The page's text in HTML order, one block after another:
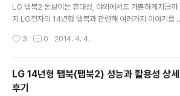
LG 탭북2 휴대성, 야외에서 활용성 돋보이는 14년형 탭북
여러번 소개한 것처럼 탭북2 는 태블릿처럼 또는 노트북
아무리 이와 같은 2in1 특징을 갖는데해도 무게나 크기에..
LG 탭북2 돋보이는 휴대성, 야외에서도 가뿐하게지금까
지 LG전자의 14년형 탭북과 관련해 여러가지 이야기를
를 바탕으로 한 야외에서의 활용성(배터리 성능 등)에 대해
릿처럼 사용이 가능하다보니 아무래도 '휴대성' 이 중요하
게 다가올 수 밖에 없는데요. 결론부터 말씀드리면 탭북2
는 이런 부분에서 확실히 메리트를 갖는 제품입니다. 실제
3 0 2014. 4. 4.
LG 14년형 탭북(탭북2) 성능과 활용성 상세
후기